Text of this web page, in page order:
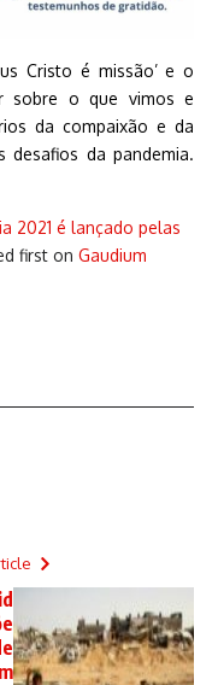
Cristo é missão’ e o
sobre o que vimos e
da compaixão e da
desafios da pandemia.
2021 é lançado pelas
first on Gaudium